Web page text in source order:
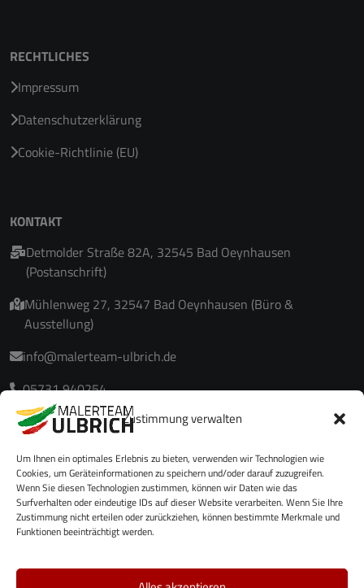
Zustimmung verwalten
Um Ihnen ein optimales Erlebnis zu bieten, verwenden wir Technologien wie
Cookies, um Geräteinformationen zu speichern und/oder darauf zuzugreifen.
Wenn Sie diesen Technologien zustimmen, können wir Daten wie das
Surfverhalten oder eindeutige IDs auf dieser Website verarbeiten. Wenn Sie Ihre
Zustimmung nicht erteilen oder zurückziehen, können bestimmte Merkmale und
Funktionen beeinträchtigt werden.
RECHTLICHES
Impressum
Datenschutzerklärung
Cookie-Richtlinie (EU)
KONTAKT
Detmolder Straße 82A, 32545 Bad Oeynhausen
(Postanschrift)
Mühlenweg 27, 32547 Bad Oeynhausen (Büro &
Ausstellung)
info@malerteam-ulbrich.de
05731 940254
05731 940255